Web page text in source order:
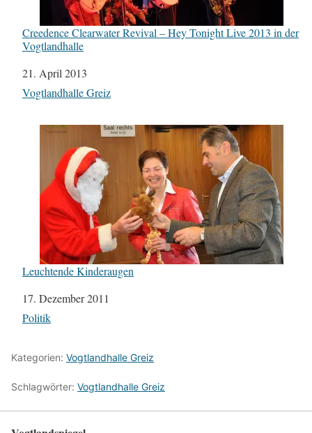
Creedence Clearwater Revival – Hey Tonight Live 2013 in der
Vogtlandhalle
Datum
21. April 2013
In Bezug auf
Vogtlandhalle Greiz
Leuchtende Kinderaugen
Datum
17. Dezember 2011
In Bezug auf
Politik
Kategorien: Vogtlandhalle Greiz
Schlagwörter: Vogtlandhalle Greiz